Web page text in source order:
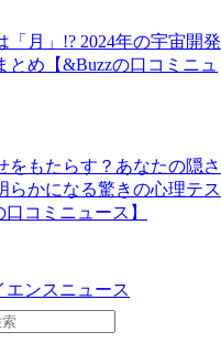
「月」!? 2024年の宇宙開発
とめ【&Buzzの口コミニュ
をもたらす？あなたの隠さ
らかになる驚きの心理テス
口コミニュース】
エンスニュース